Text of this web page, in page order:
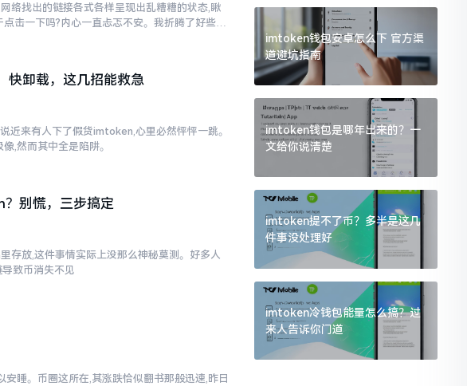
络找出的链接各式各样呈现出乱糟糟的状态,瞅
击一下吗?内心一直忐忑不安。我折腾了好些日
快卸载，这几招能救急
近来有人下了假货imtoken,心里必然怦怦一跳。
,然而其中全是陷阱。
别慌，三步搞定
存放,这件事情实际上没那么神秘莫测。好多人
致币消失不见
睡。币圈这所在,其涨跌恰似翻书那般迅速,昨日
imtoken钱包安卓怎么下 官方渠
道避坑指南
imtoken钱包是哪年出来的？一
文给你说清楚
imtoken提不了币？多半是这几
件事没处理好
imtoken冷钱包能量怎么搞？过
来人告诉你门道